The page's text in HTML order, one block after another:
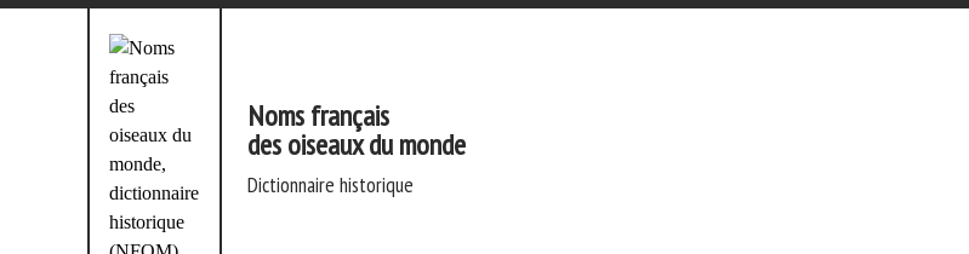
Aller
Noms français
des oiseaux du monde
dictionnaire historique